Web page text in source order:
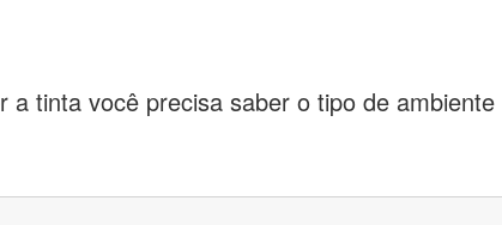
tinta você precisa saber o tipo de ambiente